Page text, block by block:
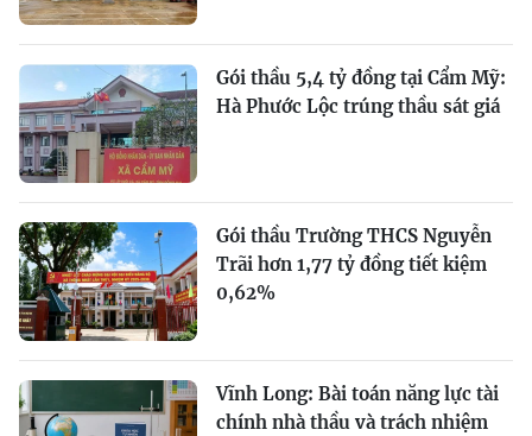
Gói thầu 5,4 tỷ đồng tại Cẩm Mỹ:
Hà Phước Lộc trúng thầu sát giá
Gói thầu Trường THCS Nguyễn
Trãi hơn 1,77 tỷ đồng tiết kiệm
0,62%
Vĩnh Long: Bài toán năng lực tài
chính nhà thầu và trách nhiệm